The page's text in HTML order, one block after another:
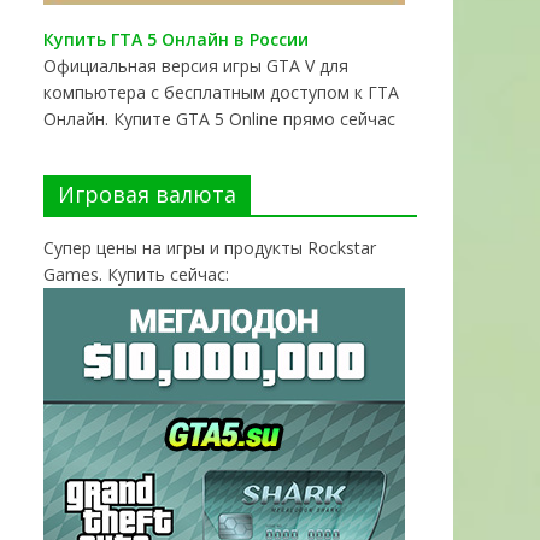
Купить ГТА 5 Онлайн в России
Официальная версия игры GTA V для
компьютера с бесплатным доступом к ГТА
Онлайн. Купите GTA 5 Online прямо сейчас
Игровая валюта
Супер цены на игры и продукты Rockstar
Games. Купить сейчас: